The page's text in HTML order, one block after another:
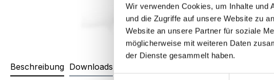
Wir verwenden Cookies, um Inhalte und
und die Zugriffe auf unsere Website zu
Website an unsere Partner für soziale
möglicherweise mit weiteren Daten
der Dienste gesammelt haben.
Beschreibung Downloads